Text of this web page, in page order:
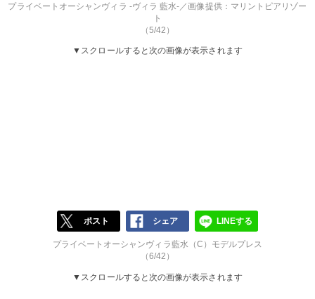
プライベートオーシャンヴィラ -ヴィラ 藍水-／画像提供：マリントピアリゾー
ト
（5/42）
▼スクロールすると次の画像が表示されます
ポスト シェア LINEする
プライベートオーシャンヴィラ藍水（C）モデルプレス
（6/42）
▼スクロールすると次の画像が表示されます